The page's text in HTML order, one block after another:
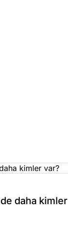
daha kimler